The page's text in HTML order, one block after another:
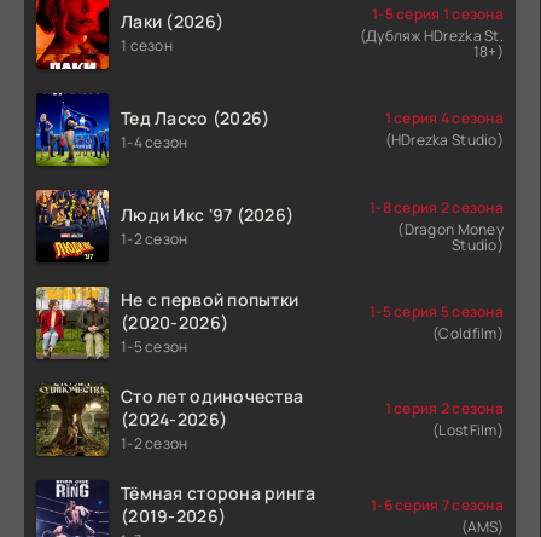
Лаки (2026)
1 сезон
1-5 серия 1 сезона
(Дубляж HDrezka St.
18+)
Тед Лассо (2026)
1-4 сезон
1 серия 4 сезона
(HDrezka Studio)
Люди Икс '97 (2026)
1-2 сезон
1-8 серия 2 сезона
(Dragon Money
Studio)
Не с первой попытки
(2020-2026)
1-5 сезон
1-5 серия 5 сезона
(Coldfilm)
Сто лет одиночества
(2024-2026)
1-2 сезон
1 серия 2 сезона
(LostFilm)
Тёмная сторона ринга
(2019-2026)
1-6 серия 7 сезона
(AMS)